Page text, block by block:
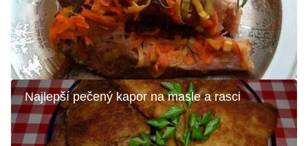
Najlepší pečený kapor na masle a rasci